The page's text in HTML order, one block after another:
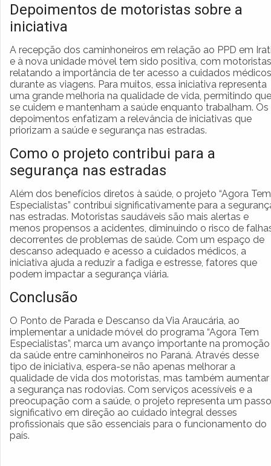
Depoimentos de motoristas sobre a
iniciativa
A recepção dos caminhoneiros em relação ao PPD em
e à nova unidade móvel tem sido positiva, com motoristas
relatando a importância de ter acesso a cuidados médicos
durante as viagens. Para muitos, essa iniciativa representa
uma grande melhoria na qualidade de vida, permitindo que
se cuidem e mantenham a saúde enquanto trabalham. Os
depoimentos enfatizam a relevância de iniciativas que
priorizam a saúde e segurança nas estradas.
Como o projeto contribui para a
segurança nas estradas
Além dos benefícios diretos à saúde, o projeto “Agora Tem
Especialistas” contribui significativamente para a
nas estradas. Motoristas saudáveis são mais alertas e
menos propensos a acidentes, diminuindo o risco de
decorrentes de problemas de saúde. Com um espaço de
descanso adequado e acesso a cuidados médicos, a
iniciativa ajuda a reduzir a fadiga e estresse, fatores que
podem impactar a segurança viária.
Conclusão
O Ponto de Parada e Descanso da Via Araucária, ao
implementar a unidade móvel do programa “Agora Tem
Especialistas”, marca um avanço importante na promoção
da saúde entre caminhoneiros no Paraná. Através desse
tipo de iniciativa, espera-se não apenas melhorar a
qualidade de vida dos motoristas, mas também aumentar
a segurança nas rodovias. Com serviços acessíveis e a
preocupação com a saúde, o projeto representa um passo
significativo em direção ao cuidado integral desses
profissionais que são essenciais para o funcionamento do
país.